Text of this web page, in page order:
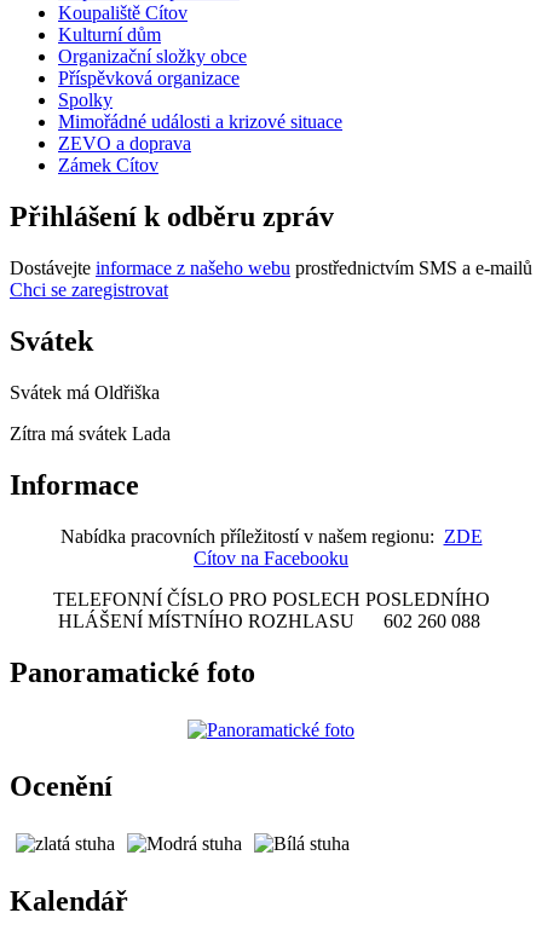
Koupaliště Cítov
Kulturní dům
Organizační složky obce
Příspěvková organizace
Spolky
Mimořádné události a krizové situace
ZEVO a doprava
Zámek Cítov
Přihlášení k odběru zpráv
Dostávejte informace z našeho webu prostřednictvím SMS a e-mailů
Chci se zaregistrovat
Svátek
Svátek má Oldřiška
Zítra má svátek Lada
Informace
Nabídka pracovních příležitostí v našem regionu: ZDE
Cítov na Facebooku
TELEFONNÍ ČÍSLO PRO POSLECH POSLEDNÍHO
HLÁŠENÍ MÍSTNÍHO ROZHLASU 602 260 088
Panoramatické foto
Ocenění
Kalendář